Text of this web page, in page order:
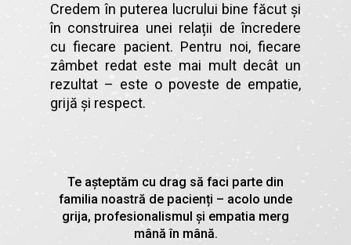
Credem în puterea lucrului bine făcut și
în construirea unei relații de încredere
cu fiecare pacient. Pentru noi, fiecare
zâmbet redat este mai mult decât un
rezultat – este o poveste de empatie,
grijă și respect.
Te așteptăm cu drag să faci parte din
familia noastră de pacienți – acolo unde
grija, profesionalismul și empatia merg
mână în mână.